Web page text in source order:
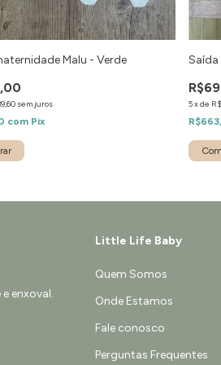
Malu - Verde
sem juros
com Pix
Saída
5xde
enxoval.
Little Life Baby
Quem Somos
Onde Estamos
Fale conosco
Perguntas Frequentes